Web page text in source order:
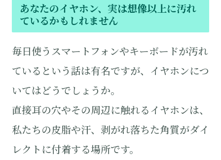
あなたのイヤホン、実は想像以上に汚れ
ているかもしれません
毎日使うスマートフォンやキーボードが汚れ
ているという話は有名ですが、イヤホンにつ
いてはどうでしょうか。
直接耳の穴やその周辺に触れるイヤホンは、
私たちの皮脂や汗、剥がれ落ちた角質がダイ
レクトに付着する場所です。